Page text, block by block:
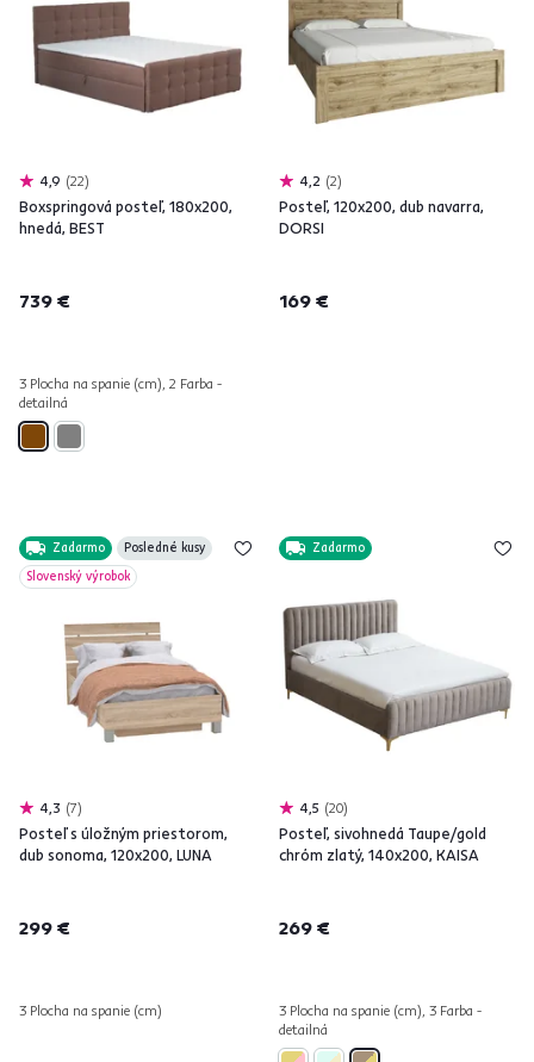
4,9 22
Boxspringová posteľ, 180x200,
hnedá, BEST
739 €
3 Plocha na spanie (cm), 2 Farba -
detailná
4,2 2
Posteľ, 120x200, dub navarra,
DORSI
169 €
Zadarmo
Posledné kusy
Slovenský výrobok
4,3 7
Posteľ s úložným priestorom,
dub sonoma, 120x200, LUNA
299 €
3 Plocha na spanie (cm)
Zadarmo
4,5 20
Posteľ, sivohnedá Taupe/gold
chróm zlatý, 140x200, KAISA
269 €
3 Plocha na spanie (cm), 3 Farba -
detailná